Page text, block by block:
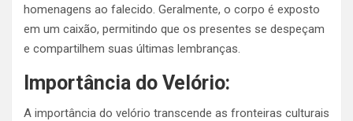
homenagens ao falecido. Geralmente, o corpo é exposto
em um caixão, permitindo que os presentes se despeçam
e compartilhem suas últimas lembranças.
Importância do Velório:
A importância do velório transcende as fronteiras culturais